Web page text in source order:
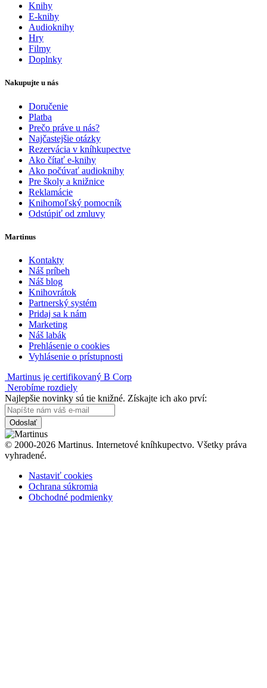
Knihy
E-knihy
Audioknihy
Hry
Filmy
Doplnky
Nakupujte u nás
Doručenie
Platba
Prečo práve u nás?
Najčastejšie otázky
Rezervácia v kníhkupectve
Ako čítať e-knihy
Ako počúvať audioknihy
Pre školy a knižnice
Reklamácie
Knihomoľský pomocník
Odstúpiť od zmluvy
Martinus
Kontakty
Náš príbeh
Náš blog
Knihovrátok
Partnerský systém
Pridaj sa k nám
Marketing
Náš labák
Prehlásenie o cookies
Vyhlásenie o prístupnosti
Martinus je certifikovaný B Corp
Nerobíme rozdiely
Najlepšie novinky sú tie knižné. Získajte ich ako prví:
Odoslať
© 2000-2026 Martinus. Internetové kníhkupectvo. Všetky práva
vyhradené.
Nastaviť cookies
Ochrana súkromia
Obchodné podmienky